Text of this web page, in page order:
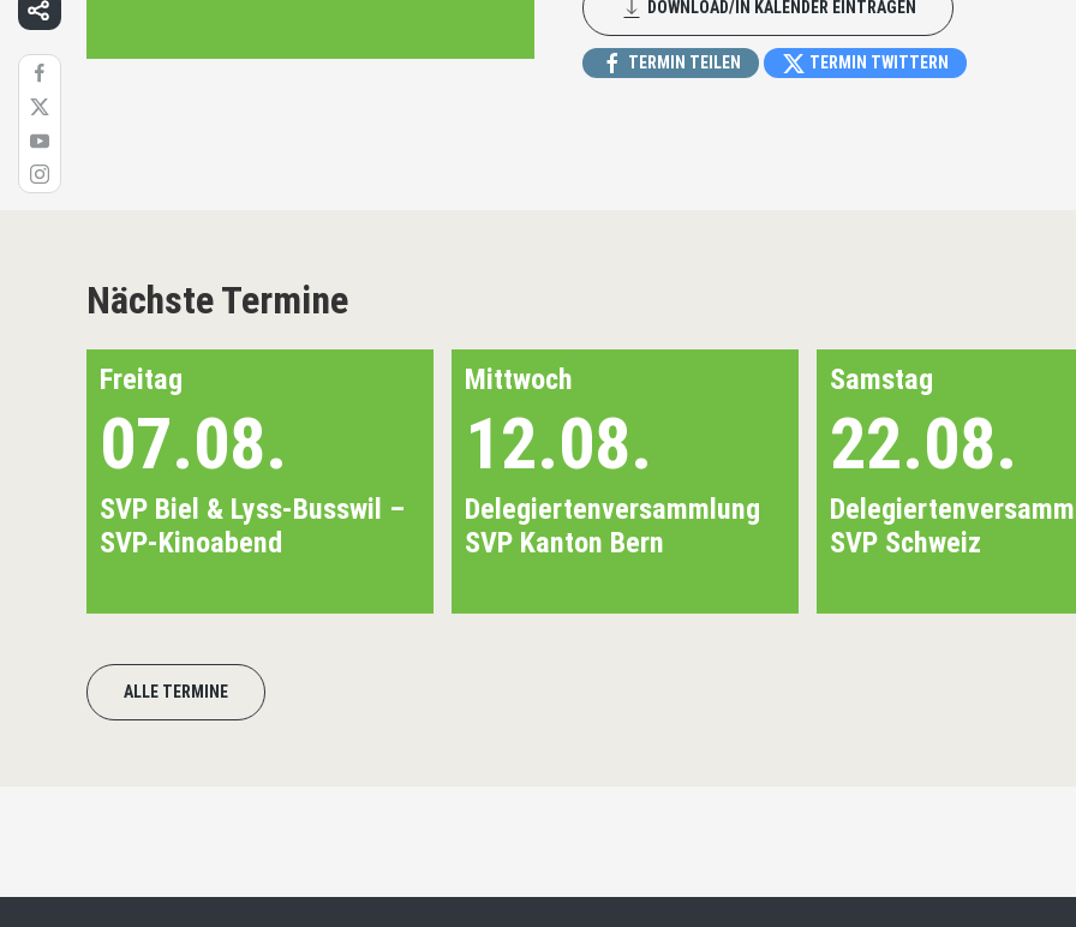
DOWNLOAD/IN KALENDER EINTRAGEN
TERMIN TEILEN TERMIN TWITTERN
Nächste Termine
Freitag
07.08.
SVP Biel & Lyss-Busswil –
SVP-Kinoabend
Mittwoch
12.08.
Delegiertenversammlung
SVP Kanton Bern
Samstag
22.08.
SVP Schweiz
ALLE TERMINE